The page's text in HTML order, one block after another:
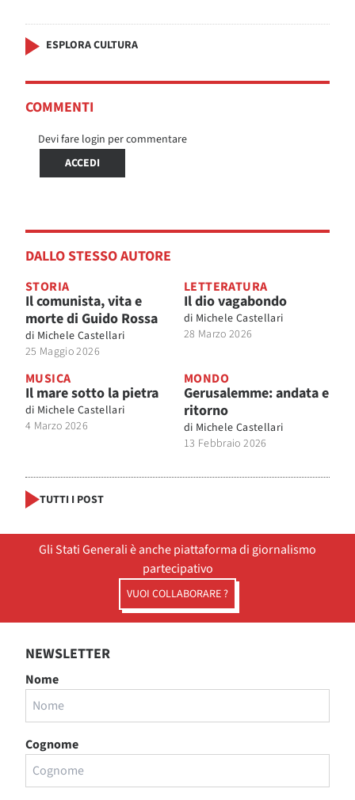
ESPLORA CULTURA
COMMENTI
Devi fare login per commentare
ACCEDI
DALLO STESSO AUTORE
STORIA
Il comunista, vita e
morte di Guido Rossa
di Michele Castellari
25 Maggio 2026
LETTERATURA
Il dio vagabondo
di Michele Castellari
28 Marzo 2026
MUSICA
Il mare sotto la pietra
di Michele Castellari
4 Marzo 2026
MONDO
Gerusalemme: andata e
ritorno
di Michele Castellari
13 Febbraio 2026
TUTTI I POST
Gli Stati Generali è anche piattaforma di giornalismo
partecipativo
VUOI COLLABORARE ?
NEWSLETTER
Nome
Cognome